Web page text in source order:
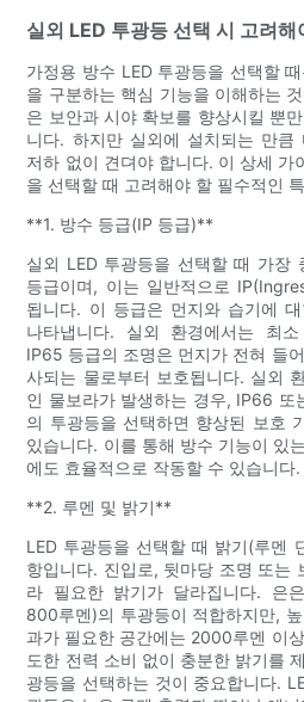
실외 LED 투광등 선택 시 고려해
가정용 방수 LED 투광등을 선택할
을 구분하는 핵심 기능을 이해하는
은 보안과 시야 확보를 향상시킬 뿐
니다. 하지만 실외에 설치되는 만큼
저하 없이 견뎌야 합니다. 이 상세 가
을 선택할 때 고려해야 할 필수적인
**1. 방수 등급(IP 등급)**
실외 LED 투광등을 선택할 때 가장
등급이며, 이는 일반적으로
됩니다. 이 등급은 먼지와 습기에
나타냅니다. 실외 환경에서는 최
IP65 등급의 조명은 먼지가 전혀 들
사되는 물로부터 보호됩니다. 실외
인 물보라가 발생하는 경우, IP66 또
의 투광등을 선택하면 향상된 보호
있습니다. 이를 통해 방수 기능이 있
에도 효율적으로 작동할 수 있습니다.
**2. 루멘 및 밝기**
LED 투광등을 선택할 때 밝기(루멘
항입니다. 진입로, 뒷마당 조명 또는
라 필요한 밝기가 달라집니다. 은
800루멘)의 투광등이 적합하지만,
과가 필요한 공간에는 2000루멘 이
도한 전력 소비 없이 충분한 밝기를
광등을 선택하는 것이 중요합니다.